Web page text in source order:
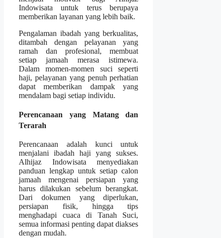
Indowisata untuk terus berupaya
memberikan layanan yang lebih baik.
Pengalaman ibadah yang berkualitas,
ditambah dengan pelayanan yang
ramah dan profesional, membuat
setiap jamaah merasa istimewa.
Dalam momen-momen suci seperti
haji, pelayanan yang penuh perhatian
dapat memberikan dampak yang
mendalam bagi setiap individu.
Perencanaan yang Matang dan
Terarah
Perencanaan adalah kunci untuk
menjalani ibadah haji yang sukses.
Alhijaz Indowisata menyediakan
panduan lengkap untuk setiap calon
jamaah mengenai persiapan yang
harus dilakukan sebelum berangkat.
Dari dokumen yang diperlukan,
persiapan fisik, hingga tips
menghadapi cuaca di Tanah Suci,
semua informasi penting dapat diakses
dengan mudah.